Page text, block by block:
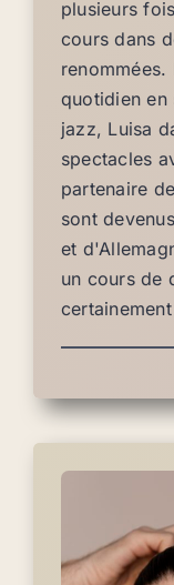
plusieurs
cours dans
renommées.
quotidien en
jazz, Luisa
spectacles
partenaire
sont
et
un cours de